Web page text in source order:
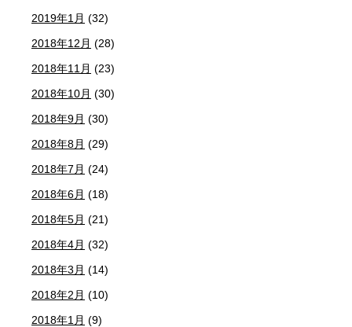
2019年1月 (32)
2018年12月 (28)
2018年11月 (23)
2018年10月 (30)
2018年9月 (30)
2018年8月 (29)
2018年7月 (24)
2018年6月 (18)
2018年5月 (21)
2018年4月 (32)
2018年3月 (14)
2018年2月 (10)
2018年1月 (9)